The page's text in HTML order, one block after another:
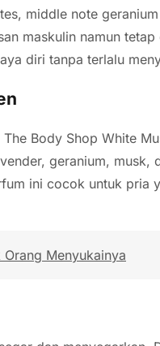
middle note
maskulin namun
diri tanpa terlalu
Body Shop White
geranium, musk,
ini cocok untuk pria
Menyukainya